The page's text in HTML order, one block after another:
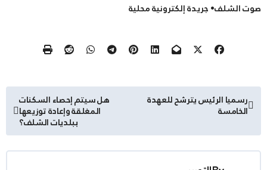
صوت الشلف• جريدة إلكترونية محلية
تصفّح
المقالات
رسميا الرئيس يترشح للعهدة
الخامسة
هل سيتم إحصاء السكنات
المغلقة وإعادة توزيعها
ببلديات الشلف؟